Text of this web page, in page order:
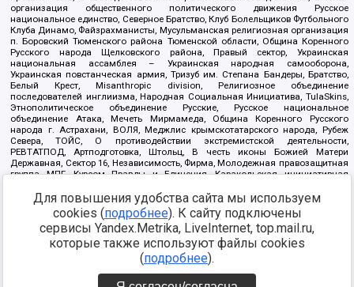
организация общественного политического движения Русское
национальное единство, Северное Братство, Клуб Болельщиков Футбольного
Клуба Динамо, Файзрахманисты, Мусульманская религиозная организация
п. Боровский Тюменского района Тюменской области, Община Коренного
Русского народа Щелковского района, Правый сектор, Украинская
национальная ассамблея – Украинская народная самооборона,
Украинская повстанческая армия, Тризуб им. Степана Бандеры, Братство,
Белый Крест, Misanthropic division, Религиозное объединение
последователей инглиизма, Народная Социальная Инициатива, TulaSkins,
Этнополитическое объединение Русские, Русское национальное
объединение Атака, Мечеть Мирмамеда, Община Коренного Русского
народа г. Астрахани, ВОЛЯ, Меджлис крымскотатарского народа, Рубеж
Севера, ТОЙС, О противодействии экстремистской деятельности,
РЕВТАТПОД, Артподготовка, Штольц, В честь иконы Божией Матери
Державная, Сектор 16, Независимость, Фирма, Молодежная правозащитная
группа МПГ, Курсом Правды и Единения, Каракольская инициативная
Благотворительный пансионат Ак Умут, Русская республика Русь,
Арестантское уголовное единство, Башкорт, Нация и свобода, W.H.С., Фалунь
Дафа, Иртыш Ultras, Русский Патриотический клуб-Новокузнецк/РПК,
Сибирский державный союз, Фонд борьбы с коррупцией, Фонд защиты прав
граждан, Штабы Навального, Совет граждан СССР Прикубанского округа г.
https://minjust.gov.ru/ru/documents/7822/
Для повышения удобства сайта мы используем
cookies (подробнее). К сайту подключены
сервисы Yandex.Metrika, LiveInternet, top.mail.ru,
которые также используют файлы cookies
(подробнее).